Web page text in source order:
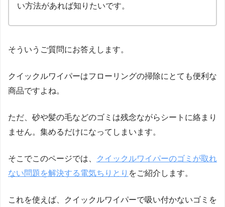
い方法があれば知りたいです。
そういうご質問にお答えします。
クイックルワイパーはフローリングの掃除にとても便利な
商品ですよね。
ただ、砂や髪の毛などのゴミは残念ながらシートに絡まり
ません。集めるだけになってしまいます。
そこでこのページでは、
クイックルワイパーのゴミが取れ
ない問題を解決する電気ちりとり をご紹介します。
これを使えば、クイックルワイパーで吸い付かないゴミを